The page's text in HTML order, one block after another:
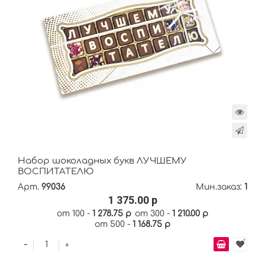
Набор шоколадных букв ЛУЧШЕМУ
ВОСПИТАТЕЛЮ
Арт. 99036 Мин.заказ: 1
1 375.00 р
от 100 - 1 278.75 р от 300 - 1 210.00 р
от 500 - 1 168.75 р
+
-